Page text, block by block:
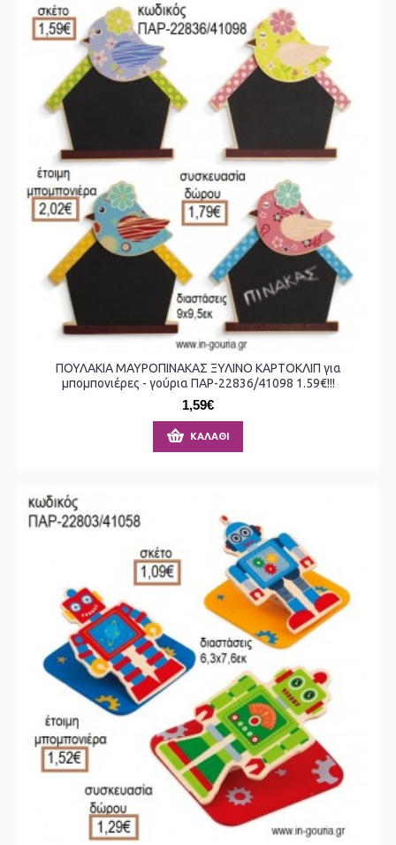
ΠΟΥΛΑΚΙΑ ΜΑΥΡΟΠΙΝΑΚΑΣ ΞΥΛΙΝΟ ΚΑΡΤΟΚΛΙΠ για
μπομπονιέρες - γούρια ΠΑΡ-22836/41098 1.59€!!!
1,59€
ΚΑΛΆΘΙ